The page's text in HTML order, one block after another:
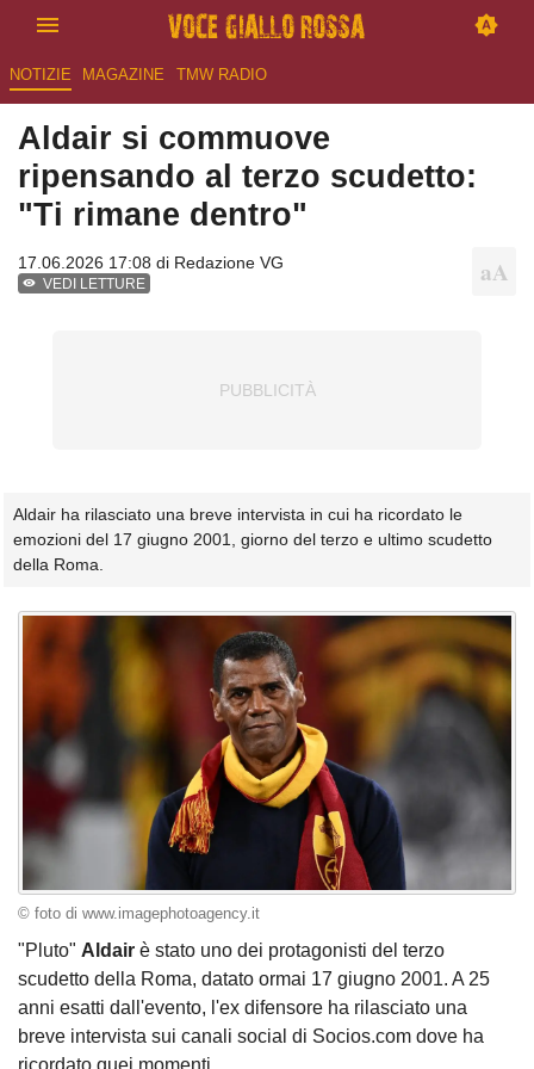
NOTIZIE MAGAZINE TMW RADIO
Aldair si commuove
ripensando al terzo scudetto:
"Ti rimane dentro"
17.06.2026 17:08 di Redazione VG
VEDI LETTURE
Aldair ha rilasciato una breve intervista in cui ha ricordato le
emozioni del 17 giugno 2001, giorno del terzo e ultimo scudetto
della Roma.
© foto di www.imagephotoagency.it
"Pluto" Aldair è stato uno dei protagonisti del terzo
scudetto della Roma, datato ormai 17 giugno 2001. A 25
anni esatti dall'evento, l'ex difensore ha rilasciato una
breve intervista sui canali social di Socios.com dove ha